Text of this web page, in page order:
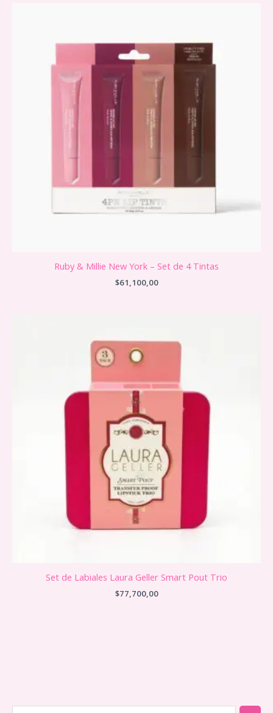
Ruby & Millie New York – Set de 4 Tintas
$61,100,00
Set de Labiales Laura Geller Smart Pout Trio
$77,700,00